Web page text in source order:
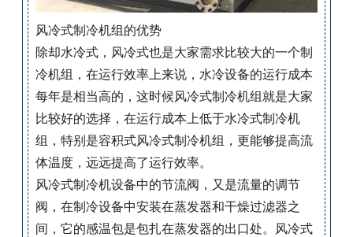
风冷式制冷机组的优势
除却水冷式，风冷式也是大家需求比较大的一个制
冷机组，在运行效率上来说，水冷设备的运行成本
每年是相当高的，这时候‍风冷式制冷机组就是大家
比较好的选择，在运行成本上低于水冷式制冷机
组，特别是容积式风冷式制冷机组，更能够提高流
体温度，远远提高了运行效率。
风冷式制冷机设备中的节流阀，又是流量的调节
阀，在制冷设备中安装在蒸发器和干燥过滤器之
间，它的感温包是包扎在蒸发器的出口处。风冷式